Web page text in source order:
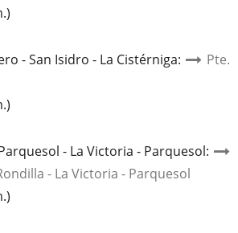
)
- San Isidro - La Cistérniga:
Pte.
)
- La Victoria - Parquesol:
- La Victoria - Parquesol
)